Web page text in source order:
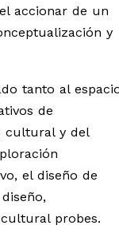
accionar de un
y
tanto al
de
cultural y del
el diseño de
probes.